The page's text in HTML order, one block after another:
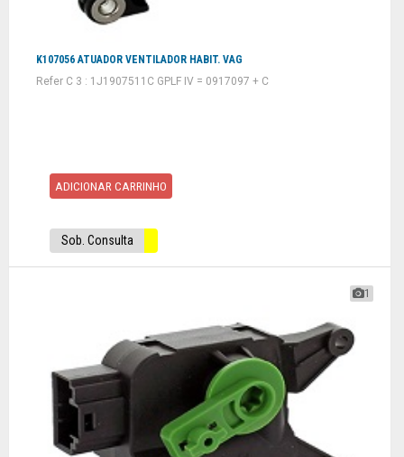
K107056 ATUADOR VENTILADOR HABIT. VAG
Refer C 3 : 1J1907511C GPLF IV = 0917097 + C
ADICIONAR CARRINHO
Sob. Consulta
1